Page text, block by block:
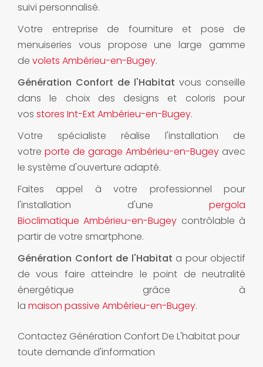
suivi personnalisé.
Votre entreprise de fourniture et pose de
menuiseries vous propose une large gamme
de volets Ambérieu-en-Bugey.
Génération Confort de l'Habitat vous conseille
dans le choix des designs et coloris pour
vos stores Int-Ext Ambérieu-en-Bugey.
Votre spécialiste réalise l'installation de
votre porte de garage Ambérieu-en-Bugey avec
le système d'ouverture adapté.
Faites appel à votre professionnel pour
l'installation d'une pergola
Bioclimatique Ambérieu-en-Bugey contrôlable à
partir de votre smartphone.
Génération Confort de l'Habitat a pour objectif
de vous faire atteindre le point de neutralité
énergétique grâce à
la maison passive Ambérieu-en-Bugey.
Contactez Génération Confort De L'habitat pour
toute demande d'information